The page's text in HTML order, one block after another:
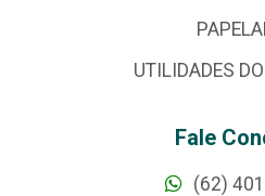
UTILIDADES
Fale
(62)